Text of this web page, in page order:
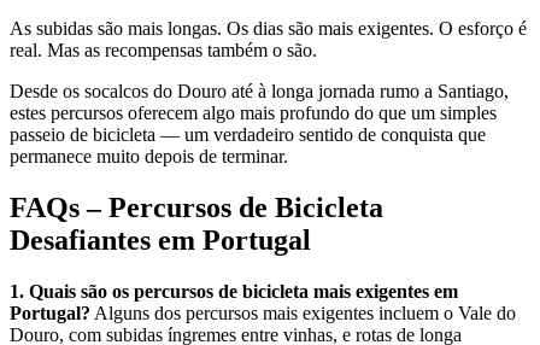
Tour Douro Vinhateiro em Bicicleta - Top Bike Tours
8 Dias|4/5
As subidas são mais longas. Os dias são mais exigentes. O esforço é
real. Mas as recompensas também o são.
Desde os socalcos do Douro até à longa jornada rumo a Santiago,
estes percursos oferecem algo mais profundo do que um simples
passeio de bicicleta — um verdadeiro sentido de conquista que
permanece muito depois de terminar.
FAQs – Percursos de Bicicleta
Desafiantes em Portugal
1. Quais são os percursos de bicicleta mais exigentes em
Portugal? Alguns dos percursos mais exigentes incluem o Vale do
Douro, com subidas íngremes entre vinhas, e rotas de longa